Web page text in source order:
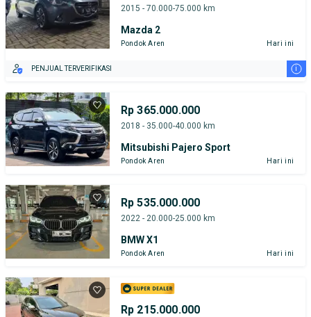
2015 - 70.000-75.000 km
Mazda 2
Pondok Aren Hari ini
PENJUAL TERVERIFIKASI i
Rp 365.000.000
2018 - 35.000-40.000 km
Mitsubishi Pajero Sport
Pondok Aren Hari ini
Rp 535.000.000
2022 - 20.000-25.000 km
BMW X1
Pondok Aren Hari ini
Rp 215.000.000